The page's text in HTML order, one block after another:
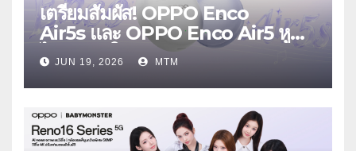
เตรียมสัมผัส! OPPO Enco
Air5s และ OPPO Enco Air5 หูฟัง
ไร้สายรุ่นใหม่ล่าสุด มาพร้อมระบบ
ตัดเสียงรบกวน เบาสบายเหมือนไม่ได้
ใส่
JUN 19, 2026 MTM